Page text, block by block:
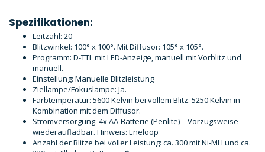
Spezifikationen:
Leitzahl: 20
Blitzwinkel: 100° x 100°. Mit Diffusor: 105° x 105°.
Programm: D-TTL mit LED-Anzeige, manuell mit Vorblitz und
manuell.
Einstellung: Manuelle Blitzleistung
Ziellampe/Fokuslampe: Ja.
Farbtemperatur: 5600 Kelvin bei vollem Blitz. 5250 Kelvin in
Kombination mit dem Diffusor.
Stromversorgung: 4x AA-Batterie (Penlite) – Vorzugsweise
wiederaufladbar. Hinweis: Eneloop
Anzahl der Blitze bei voller Leistung: ca. 300 mit Ni-MH und ca.